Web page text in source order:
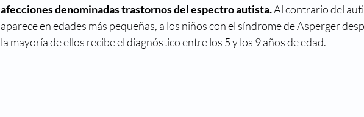
afecciones denominadas trastornos del espectro autista. Al contrario del
aparece en edades más pequeñas, a los niños con el síndrome de Asperger
la mayoría de ellos recibe el diagnóstico entre los 5 y los 9 años de edad.